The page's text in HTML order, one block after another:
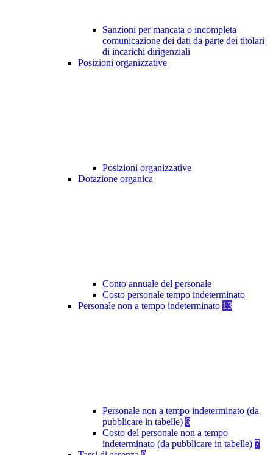
Sanzioni per mancata o incompleta
comunicazione dei dati da parte dei titolari
di incarichi dirigenziali
Posizioni organizzative
Posizioni organizzative
Dotazione organica
Conto annuale del personale
Costo personale tempo indeterminato
Personale non a tempo indeterminato 13
Personale non a tempo indeterminato (da
pubblicare in tabelle) 6
Costo del personale non a tempo
indeterminato (da pubblicare in tabelle) 7